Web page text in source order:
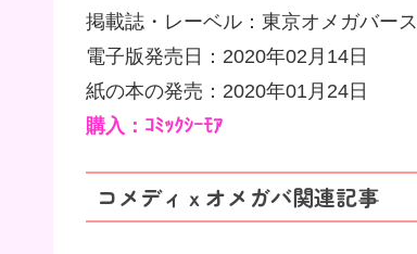
掲載誌・レーベル：東京オメガバース
電子版発売日：2020年02月14日
紙の本の発売：2020年01月24日
購入：ｺﾐｯｸｼｰﾓｱ
コメディｘオメガバ関連記事